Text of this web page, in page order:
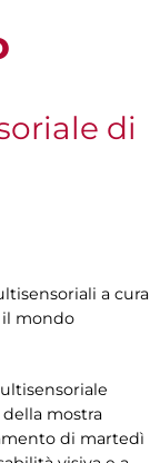
di
a cura
il mondo
mostra
di martedì